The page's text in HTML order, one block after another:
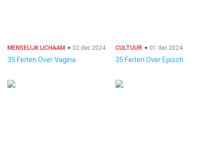
MENSELIJK LICHAAM 02 dec 2024
35 Feiten Over Vagina
CULTUUR 01 dec 2024
35 Feiten Over Episch